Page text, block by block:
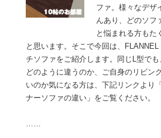
ファ。様々なデザ
んあり、どのソフ
と悩まれる方もた
と思います。そこで今回は、
チソファをご紹介します。同じL型で
どのように違うのか、ご自身のリビン
いのか気になる方は、下記リンクより
ナーソファの違い」をご覧ください。
……